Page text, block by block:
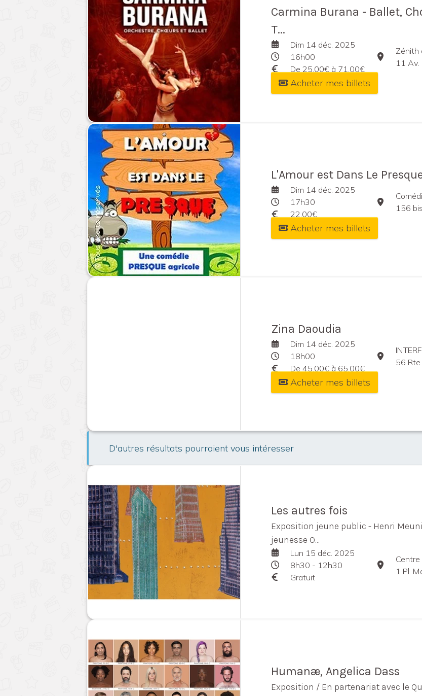
Carmina Burana - Ballet,
T...
Dim 14 déc. 2025
16h00
De 25,00€ à 71,00€
Zénith
11 Av.
Acheter mes billets
L'Amour est Dans Le
Dim 14 déc. 2025
17h30
22,00€
156
Acheter mes billets
Zina Daoudia
Dim 14 déc. 2025
18h00
De 45,00€ à 65,00€
56
Acheter mes billets
D'autres résultats pourraient vous intéresser
Les autres fois
Exposition jeune public - Henri
jeunesse O...
Lun 15 déc. 2025
8h30 - 12h30
Gratuit
1 Pl.
Humanæ, Angelica Dass
Exposition / En partenariat avec le